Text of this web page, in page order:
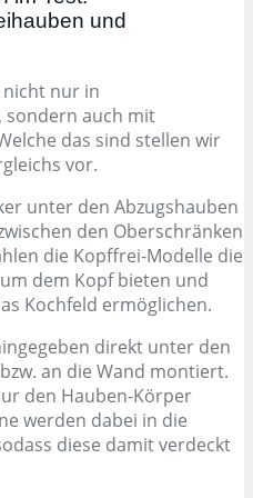
und
nur in
sondern auch mit
das sind stellen wir
vor.
unter den Abzugshauben
den Oberschränken
die Kopffrei-Modelle die
dem Kopf bieten und
Kochfeld ermöglichen.
direkt unter den
an die Wand montiert.
den Hauben-Körper
werden dabei in die
diese damit verdeckt